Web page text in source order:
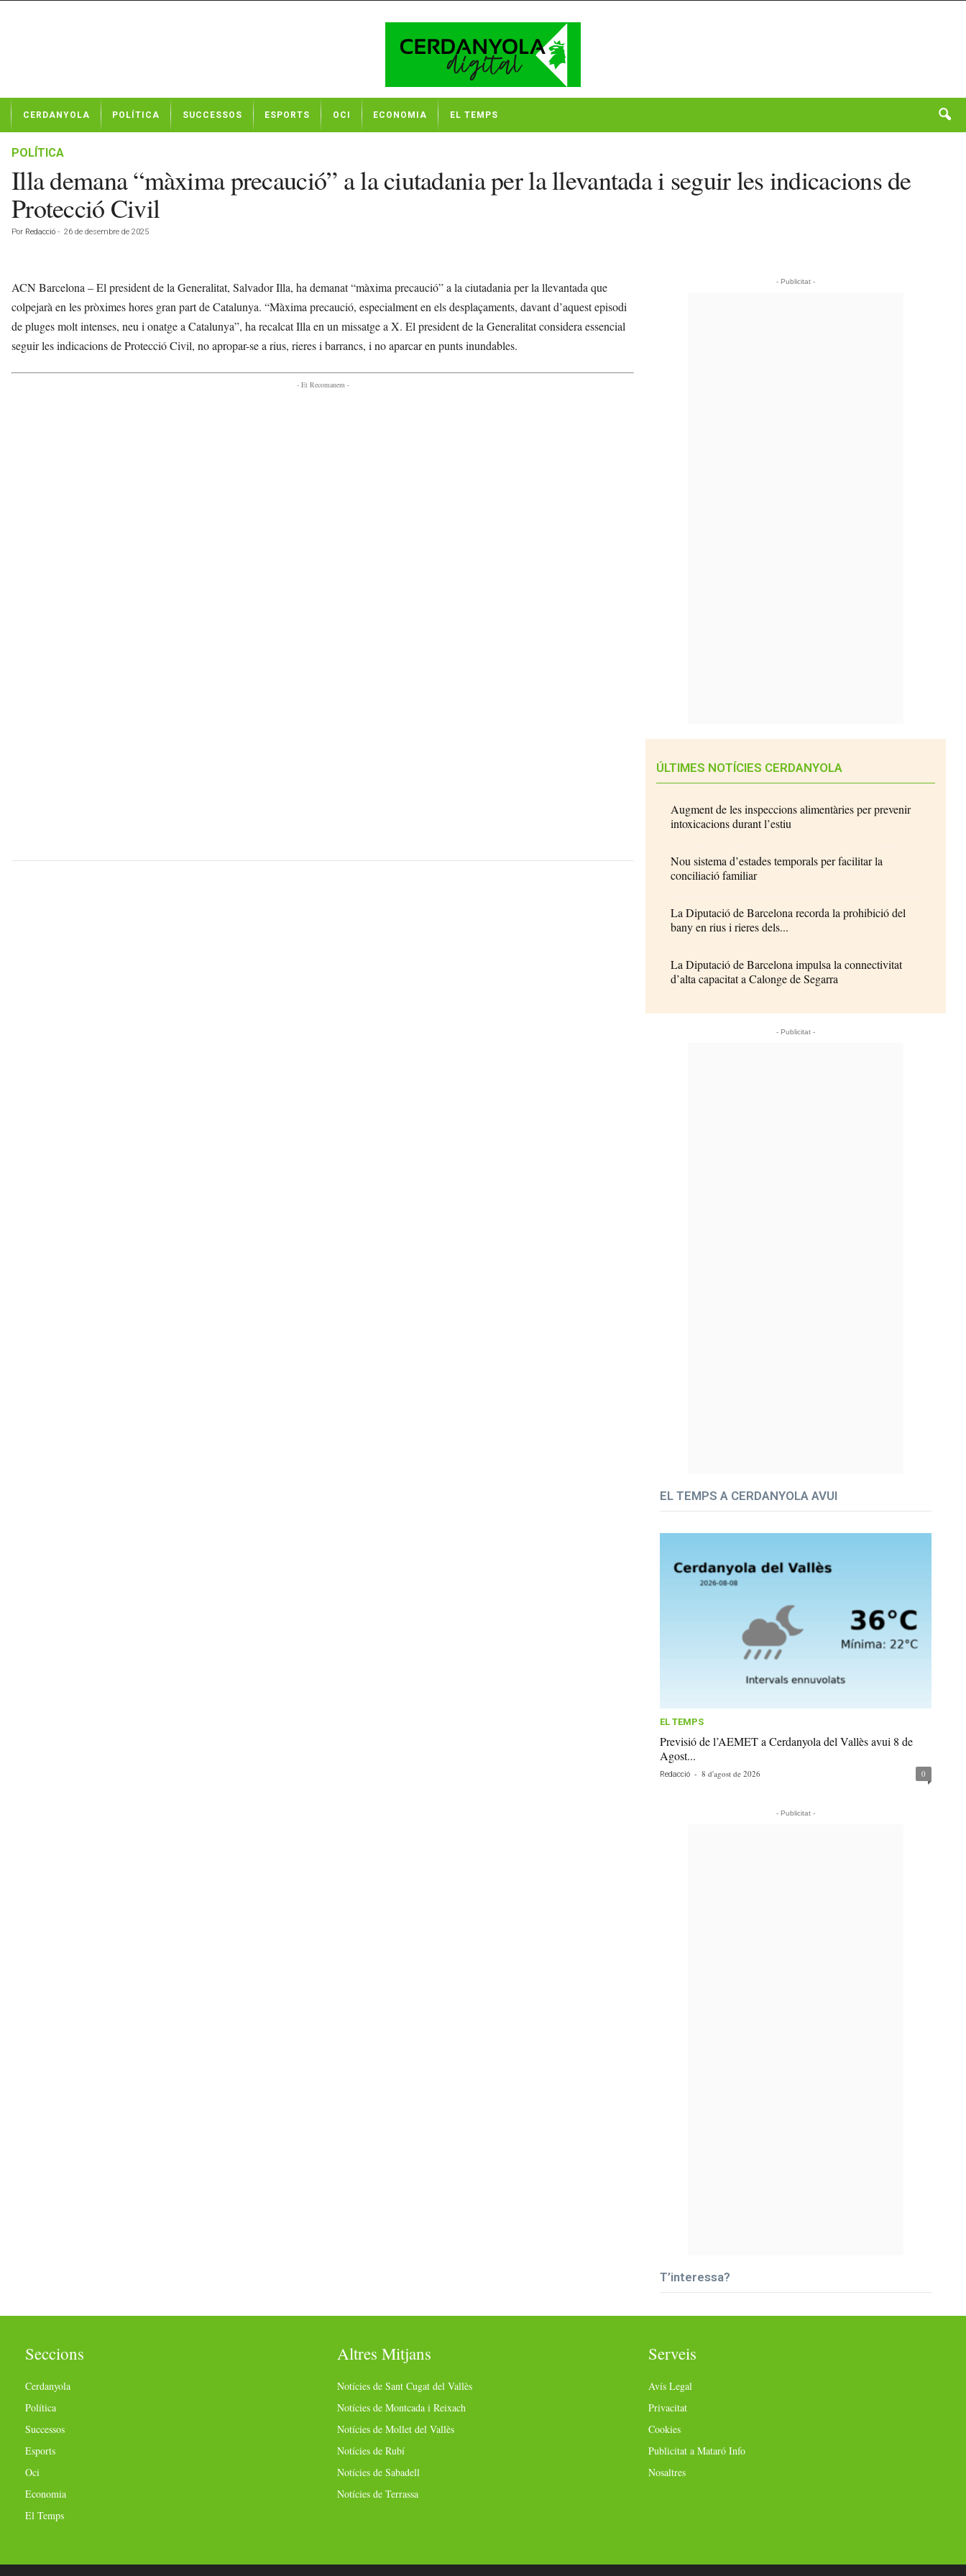
t
CERDANYOLA POLÍTICA SUCCESSOS ESPORTS OCI ECONOMIA EL TEMPS
POLÍTICA
Illa demana “màxima precaució” a la ciutadania per la llevantada i seguir les indicacions de
Protecció Civil
Por Redacció - 26 de desembre de 2025
ACN Barcelona – El president de la Generalitat, Salvador Illa, ha demanat “màxima precaució” a la ciutadania per la llevantada que
colpejarà en les pròximes hores gran part de Catalunya. “Màxima precaució, especialment en els desplaçaments, davant d’aquest episodi
de pluges molt intenses, neu i onatge a Catalunya”, ha recalcat Illa en un missatge a X. El president de la Generalitat considera essencial
seguir les indicacions de Protecció Civil, no apropar-se a rius, rieres i barrancs, i no aparcar en punts inundables.
- Et Recomanem -
- Publicitat -
ÚLTIMES NOTÍCIES CERDANYOLA
Augment de les inspeccions alimentàries per prevenir
intoxicacions durant l’estiu
Nou sistema d’estades temporals per facilitar la
conciliació familiar
La Diputació de Barcelona recorda la prohibició del
bany en rius i rieres dels...
La Diputació de Barcelona impulsa la connectivitat
d’alta capacitat a Calonge de Segarra
- Publicitat -
EL TEMPS A CERDANYOLA AVUI
EL TEMPS
Previsió de l’AEMET a Cerdanyola del Vallès avui 8 de
Agost...
Redacció - 8 d'agost de 2026 0
- Publicitat -
T’interessa?
Seccions
Cerdanyola
Política
Successos
Esports
Oci
Economia
El Temps
Altres Mitjans
Notícies de Sant Cugat del Vallès
Notícies de Montcada i Reixach
Notícies de Mollet del Vallès
Notícies de Rubí
Notícies de Sabadell
Notícies de Terrassa
Serveis
Avís Legal
Privacitat
Cookies
Publicitat a Mataró Info
Nosaltres